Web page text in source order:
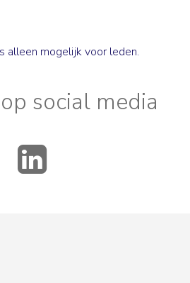
alleen mogelijk voor leden.
social media